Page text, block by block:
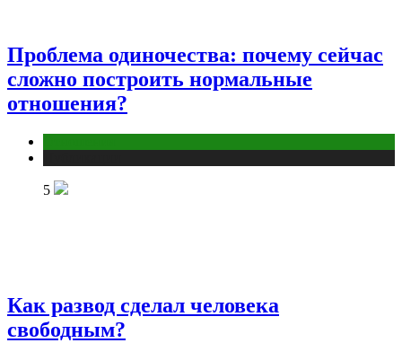
Проблема одиночества: почему сейчас
сложно построить нормальные
отношения?
5
Как развод сделал человека
свободным?